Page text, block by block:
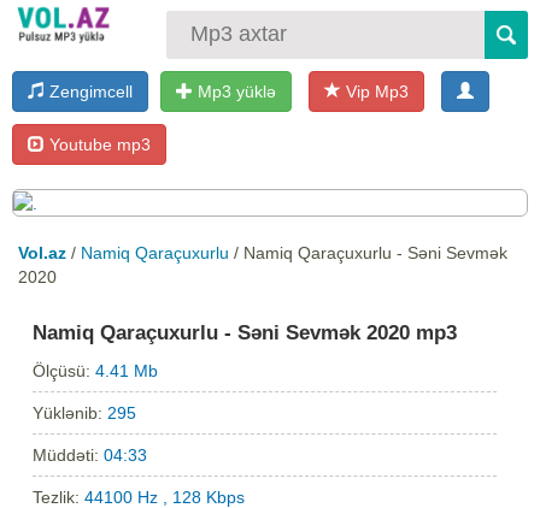
Zengimcell Mp3 yüklə Vip Mp3
Youtube mp3
Vol.az / Namiq Qaraçuxurlu / Namiq Qaraçuxurlu - Səni Sevmək
2020
Namiq Qaraçuxurlu - Səni Sevmək 2020 mp3
Ölçüsü:4.41 Mb
Yüklənib: 295
Müddəti:04:33
Tezlik:44100 Hz , 128 Kbps